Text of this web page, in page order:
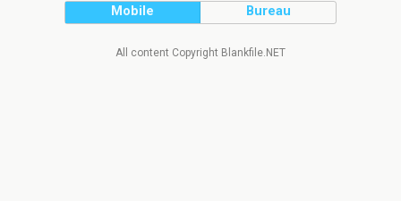
Mobile Bureau
All content Copyright Blankfile.NET